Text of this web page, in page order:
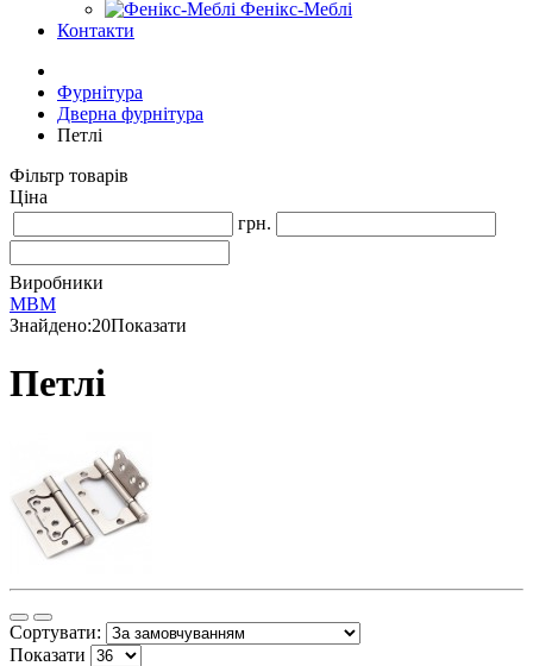
Фенікс-Меблі
Контакти
Фурнітура
Дверна фурнітура
Петлі
Фільтр товарів
Ціна
грн.
Виробники
МВМ
Знайдено:20Показати
Петлі
Сортувати:
Показати